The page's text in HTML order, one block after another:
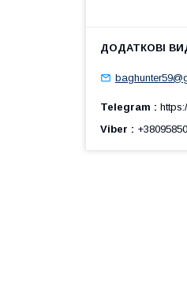
Telegram
Viber